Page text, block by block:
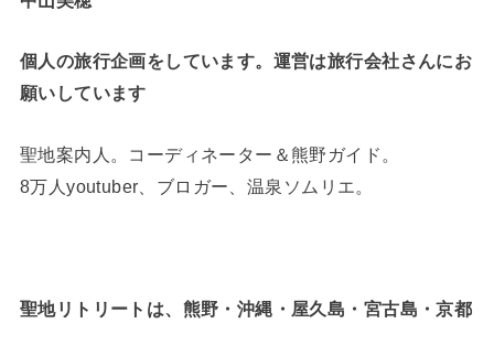
個人の旅行企画をしています。運営は旅行会社さんにお
願いしています
聖地案内人。コーディネーター＆熊野ガイド。
8万人youtuber、ブロガー、温泉ソムリエ。
聖地リトリートは、熊野・沖縄・屋久島・宮古島・京都